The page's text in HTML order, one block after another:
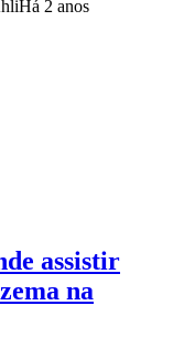
Há 2 anos
assistir
na